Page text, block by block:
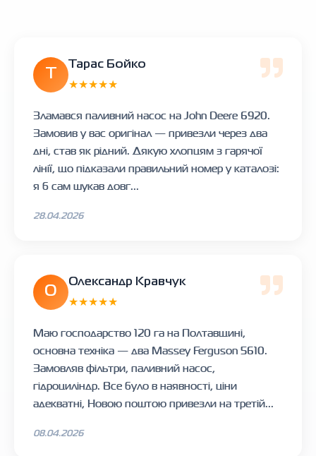
Тарас Бойко
★★★★★
Зламався паливний насос на John Deere 6920.
Замовив у вас оригінал — привезли через два
дні, став як рідний. Дякую хлопцям з гарячої
лінії, що підказали правильний номер у каталозі:
я б сам шукав довг...
28.04.2026
О
Олександр Кравчук
★★★★★
Маю господарство 120 га на Полтавщині,
основна техніка — два Massey Ferguson 5610.
Замовляв фільтри, паливний насос,
гідроциліндр. Все було в наявності, ціни
адекватні, Новою поштою привезли на третій...
08.04.2026